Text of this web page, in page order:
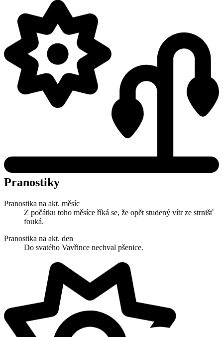
Pranostiky
Pranostika na akt. měsíc
Z počátku toho měsíce říká se, že opět studený vítr ze strnišť
fouká.
Pranostika na akt. den
Do svatého Vavřince nechval pšenice.